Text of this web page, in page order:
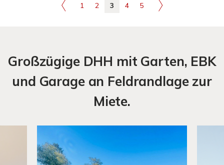
1 2 3 4 5
Großzügige DHH mit Garten, EBK
und Garage an Feldrandlage zur
Miete.